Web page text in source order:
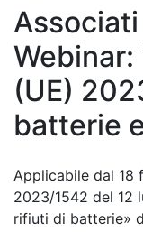
(UE)
batterie
Applicabile dal 18
2023/1542 del 12
rifiuti di batterie»